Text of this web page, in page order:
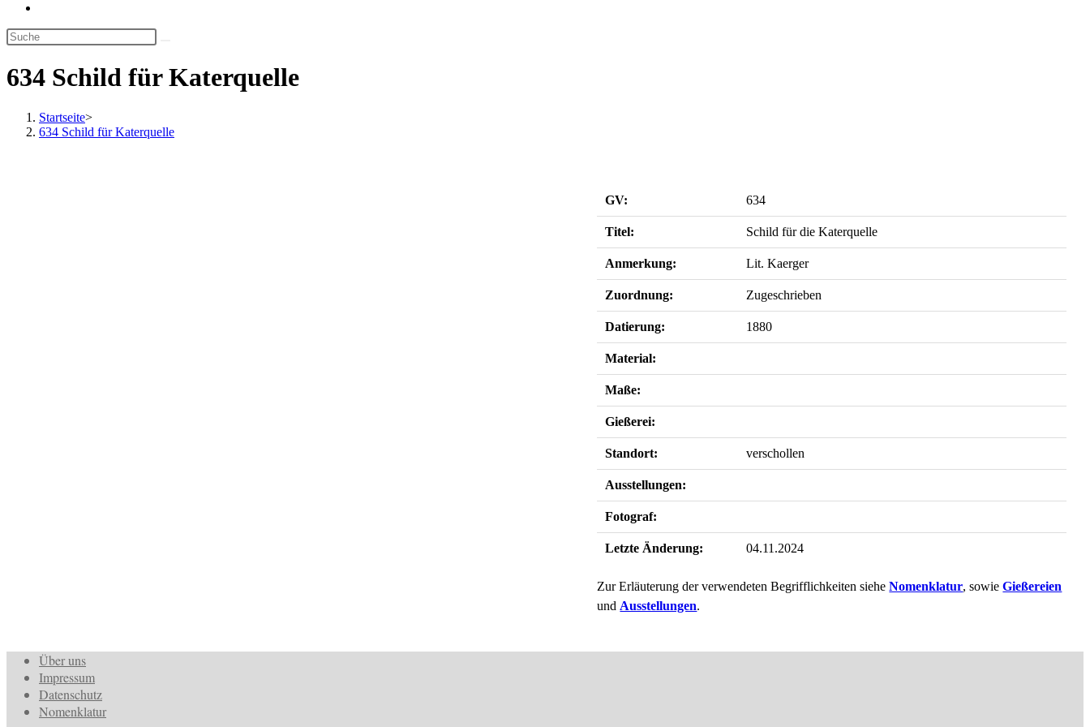
umschalten
634 Schild für Katerquelle
Startseite>
634 Schild für Katerquelle
GV: 634
Titel: Schild für die Katerquelle
Anmerkung: Lit. Kaerger
Zuordnung: Zugeschrieben
Datierung: 1880
Material:
Maße:
Gießerei:
Standort: verschollen
Ausstellungen:
Fotograf:
Letzte Änderung: 04.11.2024
Zur Erläuterung der verwendeten Begrifflichkeiten sieheNomenklatur, sowieGießereien
und Ausstellungen.
Über uns
Impressum
Datenschutz
Nomenklatur